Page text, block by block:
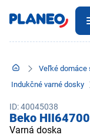
Veľké domáce
Indukčné varné dosky
ID: 40045038
Beko
Varná doska